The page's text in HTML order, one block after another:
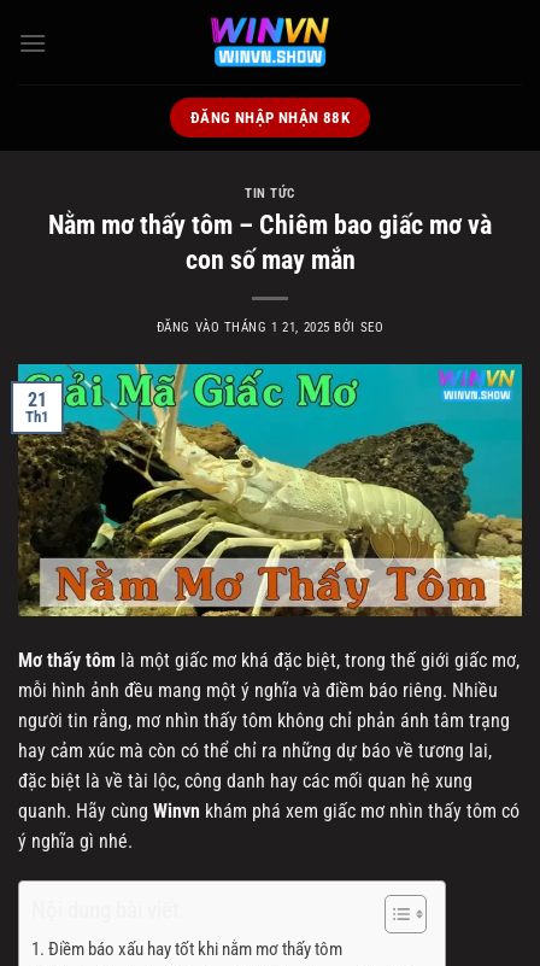
qua
ĐĂNG NHẬP NHẬN 88K
TIN TỨC
Nằm mơ thấy tôm – Chiêm bao giấc mơ và
con số may mắn
ĐĂNG VÀO THÁNG 1 21, 2025 BỞI SEO
21
Th1
Mơ thấy tôm là một giấc mơ khá đặc biệt, trong thế giới giấc mơ,
mỗi hình ảnh đều mang một ý nghĩa và điềm báo riêng. Nhiều
người tin rằng, mơ nhìn thấy tôm không chỉ phản ánh tâm trạng
hay cảm xúc mà còn có thể chỉ ra những dự báo về tương lai,
đặc biệt là về tài lộc, công danh hay các mối quan hệ xung
quanh. Hãy cùng Winvn khám phá xem giấc mơ nhìn thấy tôm có
ý nghĩa gì nhé.
Điềm báo xấu hay tốt khi nằm mơ thấy tôm